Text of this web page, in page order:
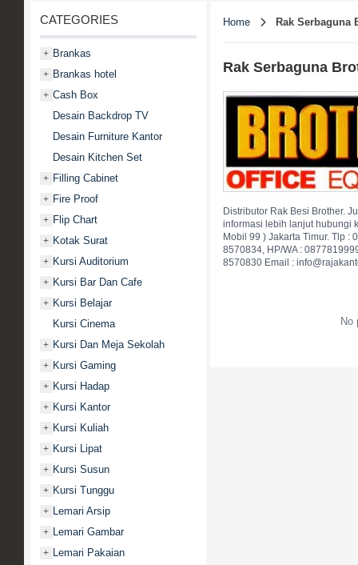
CATEGORIES
+ Brankas
+ Brankas hotel
+ Cash Box
Desain Backdrop TV
Desain Furniture Kantor
Desain Kitchen Set
+ Filling Cabinet
+ Fire Proof
+ Flip Chart
+ Kotak Surat
+ Kursi Auditorium
+ Kursi Bar Dan Cafe
+ Kursi Belajar
Kursi Cinema
+ Kursi Dan Meja Sekolah
+ Kursi Gaming
+ Kursi Hadap
+ Kursi Kantor
+ Kursi Kuliah
+ Kursi Lipat
+ Kursi Susun
+ Kursi Tunggu
+ Lemari Arsip
+ Lemari Gambar
+ Lemari Pakaian
Home Rak Serbaguna
Rak Serbaguna
Distributor Rak Besi Brother.
informasi lebih lanjut hubungi
Mobil 99 ) Jakarta Timur. Tlp
8570834, HP/WA :
8570830 Email :
No